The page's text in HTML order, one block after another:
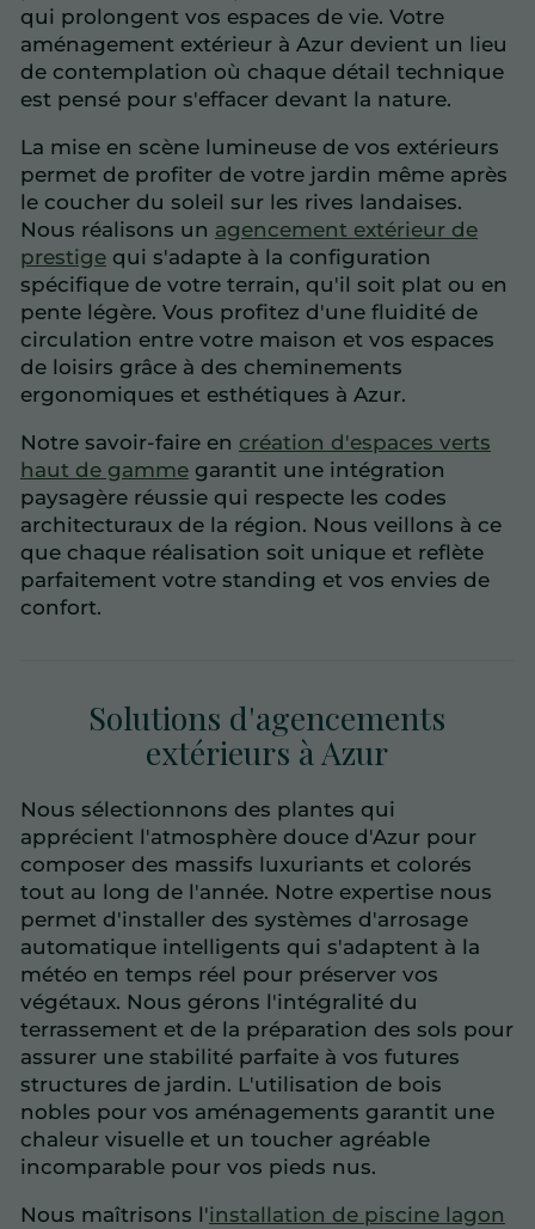
qui prolongent vos espaces de vie. Votre
aménagement extérieur à Azur devient un lieu
de contemplation où chaque détail technique
est pensé pour s'effacer devant la nature.
La mise en scène lumineuse de vos extérieurs
permet de profiter de votre jardin même après
le coucher du soleil sur les rives landaises.
Nous réalisons un agencement extérieur de
prestige qui s'adapte à la configuration
spécifique de votre terrain, qu'il soit plat ou en
pente légère. Vous profitez d'une fluidité de
circulation entre votre maison et vos espaces
de loisirs grâce à des cheminements
ergonomiques et esthétiques à Azur.
Notre savoir-faire en création d'espaces verts
haut de gamme garantit une intégration
paysagère réussie qui respecte les codes
architecturaux de la région. Nous veillons à ce
que chaque réalisation soit unique et reflète
parfaitement votre standing et vos envies de
confort.
Solutions d'agencements
extérieurs à Azur
Nous sélectionnons des plantes qui
apprécient l'atmosphère douce d'Azur pour
composer des massifs luxuriants et colorés
tout au long de l'année. Notre expertise nous
permet d'installer des systèmes d'arrosage
automatique intelligents qui s'adaptent à la
météo en temps réel pour préserver vos
végétaux. Nous gérons l'intégralité du
terrassement et de la préparation des sols pour
assurer une stabilité parfaite à vos futures
structures de jardin. L'utilisation de bois
nobles pour vos aménagements garantit une
chaleur visuelle et un toucher agréable
incomparable pour vos pieds nus.
Nous maîtrisons l'installation de piscine lagon